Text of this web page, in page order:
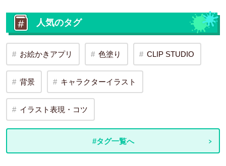
人気のタグ
お絵かきアプリ 色塗り CLIP STUDIO
背景 キャラクターイラスト
イラスト表現・コツ
#タグ一覧へ